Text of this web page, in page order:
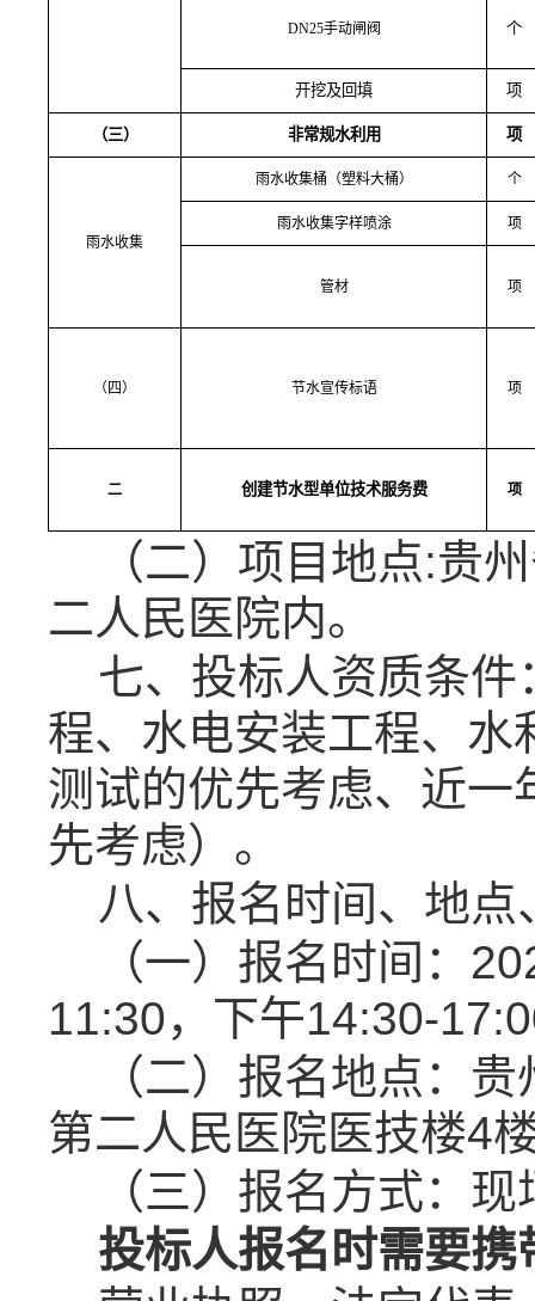
DN25手动闸阀 个
开挖及回填 项
（三） 非常规水利用 项
雨水收集
雨水收集桶（塑料大桶） 个
雨水收集字样喷涂 项
管材 项
（四） 节水宣传标语 项
二 创建节水型单位技术服务费 项
（二）项目地点:贵
二人民医院内。
七、投标人资质条件
程、水电安装工程、水
测试的优先考虑、近一
先考虑）。
八、 报名时间、地点
（一）报名时间：
11:30， 下午14:30-
（二）报名地点： 贵
第二人民医院医技楼4
（三）报名方式： 现
投标人报名时需要